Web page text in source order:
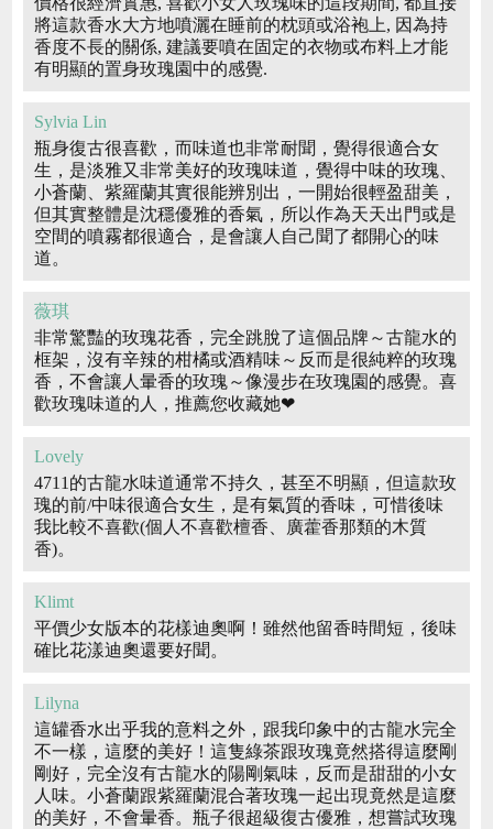
將這款香水大方地噴灑在睡前的枕頭或浴袍上, 因為持
香度不長的關係, 建議要噴在固定的衣物或布料上才能
有明顯的置身玫瑰園中的感覺.
Sylvia Lin
瓶身復古很喜歡，而味道也非常耐聞，覺得很適合女
生，是淡雅又非常美好的玫瑰味道，覺得中味的玫瑰、
小蒼蘭、紫羅蘭其實很能辨別出，一開始很輕盈甜美，
但其實整體是沈穩優雅的香氣，所以作為天天出門或是
空間的噴霧都很適合，是會讓人自己聞了都開心的味
道。
薇琪
非常驚豔的玫瑰花香，完全跳脫了這個品牌～古龍水的
框架，沒有辛辣的柑橘或酒精味～反而是很純粹的玫瑰
香，不會讓人暈香的玫瑰～像漫步在玫瑰園的感覺。喜
歡玫瑰味道的人，推薦您收藏她❤
Lovely
4711的古龍水味道通常不持久，甚至不明顯，但這款玫
瑰的前/中味很適合女生，是有氣質的香味，可惜後味
我比較不喜歡(個人不喜歡檀香、廣藿香那類的木質
香)。
Klimt
平價少女版本的花樣迪奧啊！雖然他留香時間短，後味
確比花漾迪奧還要好聞。
Lilyna
這罐香水出乎我的意料之外，跟我印象中的古龍水完全
不一樣，這麼的美好！這隻綠茶跟玫瑰竟然搭得這麼剛
剛好，完全沒有古龍水的陽剛氣味，反而是甜甜的小女
人味。小蒼蘭跟紫羅蘭混合著玫瑰一起出現竟然是這麼
的美好，不會暈香。瓶子很超級復古優雅，想嘗試玫瑰